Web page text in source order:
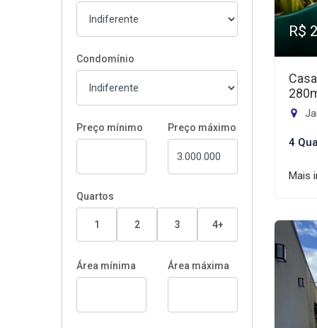
Condomínio
Preço mínimo Preço máximo
Quartos
1 2 3 4+
Área mínima Área máxima
R$
4
Mais